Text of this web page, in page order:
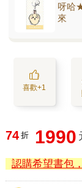
呀哈
來
喜歡+1
74 折 1990
認購希望書包